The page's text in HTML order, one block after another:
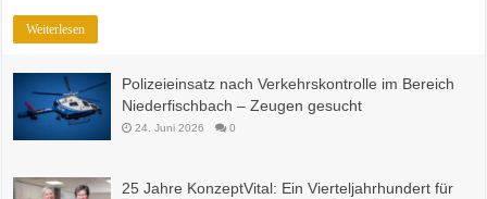
Weiterlesen
Polizeieinsatz nach Verkehrskontrolle im Bereich
Niederfischbach – Zeugen gesucht
24. Juni 2026 0
25 Jahre KonzeptVital: Ein Vierteljahrhundert für